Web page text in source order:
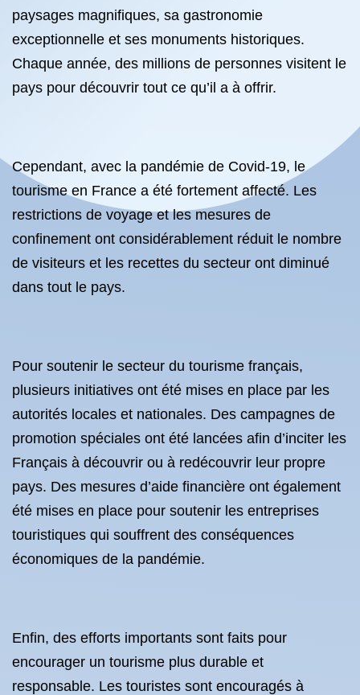
paysages magnifiques, sa gastronomie
exceptionnelle et ses monuments historiques.
Chaque année, des millions de personnes visitent le
pays pour découvrir tout ce qu’il a à offrir.
Cependant, avec la pandémie de Covid-19, le
tourisme en France a été fortement affecté. Les
restrictions de voyage et les mesures de
confinement ont considérablement réduit le nombre
de visiteurs et les recettes du secteur ont diminué
dans tout le pays.
Pour soutenir le secteur du tourisme français,
plusieurs initiatives ont été mises en place par les
autorités locales et nationales. Des campagnes de
promotion spéciales ont été lancées afin d’inciter les
Français à découvrir ou à redécouvrir leur propre
pays. Des mesures d’aide financière ont également
été mises en place pour soutenir les entreprises
touristiques qui souffrent des conséquences
économiques de la pandémie.
Enfin, des efforts importants sont faits pour
encourager un tourisme plus durable et
responsable. Les touristes sont encouragés à